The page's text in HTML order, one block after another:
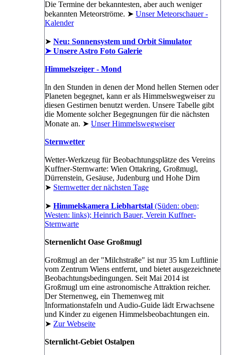
Die Termine der bekanntesten, aber auch weniger
bekannten Meteorströme. ➤ Unser Meteorschauer -
Kalender
➤ Neu: Sonnensystem und Orbit Simulator
➤ Unsere Astro Foto Galerie
Himmelszeiger - Mond
In den Stunden in denen der Mond hellen Sternen oder
Planeten begegnet, kann er als Himmelswegweiser zu
diesen Gestirnen benutzt werden. Unsere Tabelle gibt
die Momente solcher Begegnungen für die nächsten
Monate an. ➤ Unser Himmelswegweiser
Sternwetter
Wetter-Werkzeug für Beobachtungsplätze des Vereins
Kuffner-Sternwarte: Wien Ottakring, Großmugl,
Dürrenstein, Gesäuse, Judenburg und Hohe Dirn
➤ Sternwetter der nächsten Tage
➤ Himmelskamera Liebhartstal (Süden: oben;
Westen: links); Heinrich Bauer, Verein Kuffner-
Sternwarte
Sternenlicht Oase Großmugl
Großmugl an der "Milchstraße" ist nur 35 km Luftlinie
vom Zentrum Wiens entfernt, und bietet ausgezeichnete
Beobachtungsbedingungen. Seit Mai 2014 ist
Großmugl um eine astronomische Attraktion reicher.
Der Sternenweg, ein Themenweg mit
Informationstafeln und Audio-Guide lädt Erwachsene
und Kinder zu eigenen Himmelsbeobachtungen ein.
➤ Zur Webseite
Sternlicht-Gebiet Ostalpen